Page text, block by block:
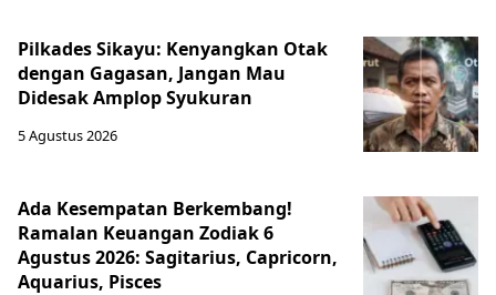
Pilkades Sikayu: Kenyangkan Otak
dengan Gagasan, Jangan Mau
Didesak Amplop Syukuran
5 Agustus 2026
Ada Kesempatan Berkembang!
Ramalan Keuangan Zodiak 6
Agustus 2026: Sagitarius, Capricorn,
Aquarius, Pisces